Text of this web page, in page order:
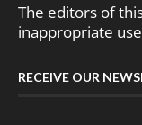
The editors of
inappropriate
RECEIVE OUR